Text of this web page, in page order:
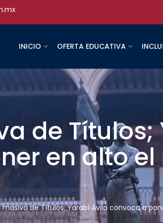
INICIO OFERTA EDUCATIVA
de Títulos;
en alto
masiva de Títulos; Yarabí Ávila convoca a